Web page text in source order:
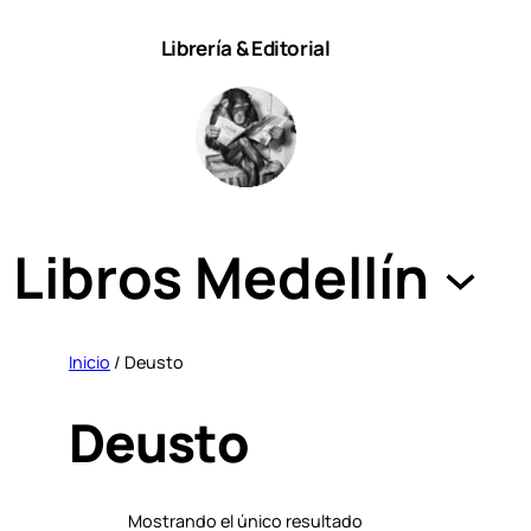
Librería & Editorial
Libros Medellín
Inicio / Deusto
Deusto
Mostrando el único resultado